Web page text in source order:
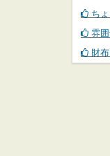
ち
雰
財